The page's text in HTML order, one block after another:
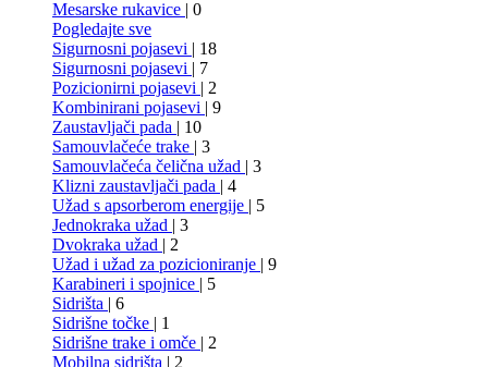
Mesarske rukavice | 0
Pogledajte sve
Sigurnosni pojasevi | 18
Sigurnosni pojasevi | 7
Pozicionirni pojasevi | 2
Kombinirani pojasevi | 9
Zaustavljači pada | 10
Samouvlačeće trake | 3
Samouvlačeća čelična užad | 3
Klizni zaustavljači pada | 4
Užad s apsorberom energije | 5
Jednokraka užad | 3
Dvokraka užad | 2
Užad i užad za pozicioniranje | 9
Karabineri i spojnice | 5
Sidrišta | 6
Sidrišne točke | 1
Sidrišne trake i omče | 2
Mobilna sidrišta | 2